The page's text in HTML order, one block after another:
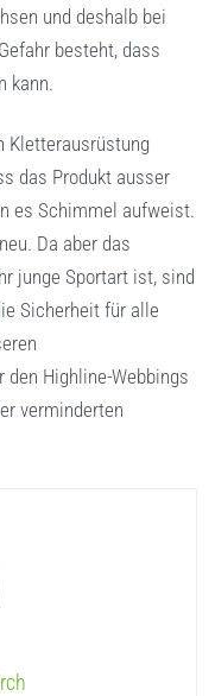
und deshalb bei
besteht, dass
kann.
Kletterausrüstung
das Produkt ausser
es Schimmel aufweist.
Da aber das
junge Sportart ist, sind
Sicherheit für alle
den Highline-Webbings
verminderten